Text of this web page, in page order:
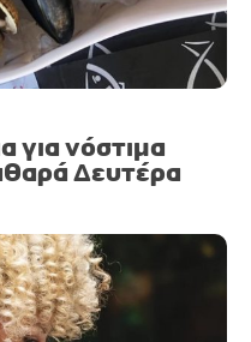
για νόστιμα
Δευτέρα